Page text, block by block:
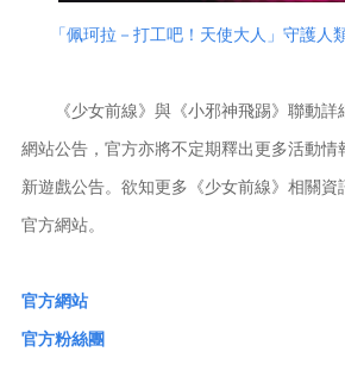
「佩珂拉－打工吧！天使大人」守護人
《少女前線》與《小邪神飛踢》聯動詳
網站公告，官方亦將不定期釋出更多活動情
新遊戲公告。欲知更多《少女前線》相關資
官方網站。
官方網站
官方粉絲團